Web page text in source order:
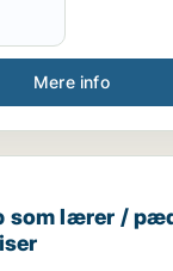
Mere info
lærer /
som lærer /